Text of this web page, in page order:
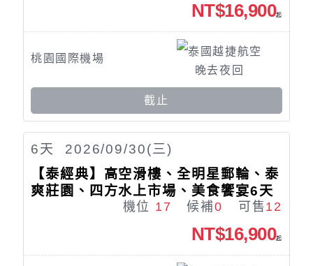
桃園國際機場
泰國越捷航空
晚去夜回
NT$16,900起
截止
2026/09/30(三)
6天
【泰經典】高空滑樓、全明星郵輪、泰
爽莊園、四方水上市場、美食饗宴6天
機位 17 候補0 可售12
NT$16,900起